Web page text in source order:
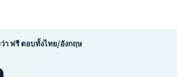
า ฟรี ตอบทั้งไทย/อังกฤษ